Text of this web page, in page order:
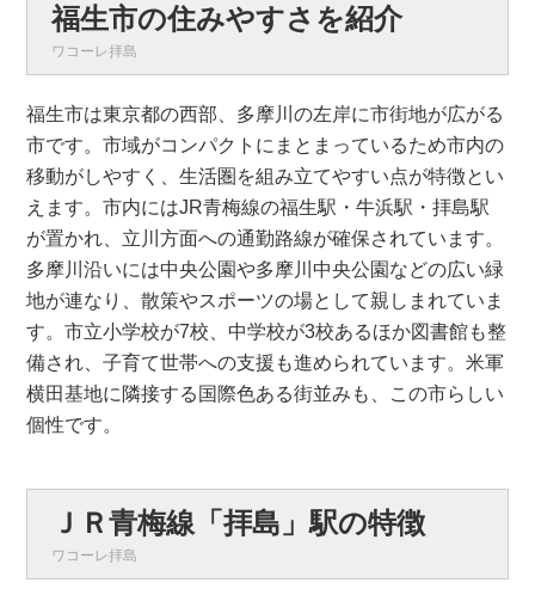
福生市の住みやすさを紹介
ワコーレ拝島
福生市は東京都の西部、多摩川の左岸に市街地が広がる
市です。市域がコンパクトにまとまっているため市内の
移動がしやすく、生活圏を組み立てやすい点が特徴とい
えます。市内にはJR青梅線の福生駅・牛浜駅・拝島駅
が置かれ、立川方面への通勤路線が確保されています。
多摩川沿いには中央公園や多摩川中央公園などの広い緑
地が連なり、散策やスポーツの場として親しまれていま
す。市立小学校が7校、中学校が3校あるほか図書館も整
備され、子育て世帯への支援も進められています。米軍
横田基地に隣接する国際色ある街並みも、この市らしい
個性です。
ＪＲ青梅線「拝島」駅の特徴
ワコーレ拝島